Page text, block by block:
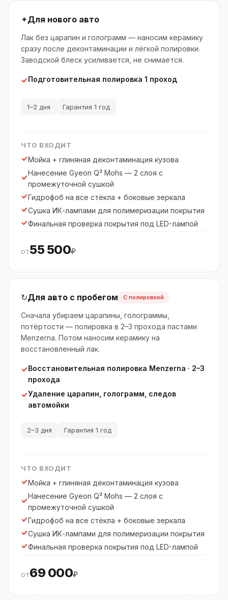
✦Для нового авто
Лак без царапин и голограмм — наносим керамику
сразу после деконтаминации и лёгкой полировки.
Заводской блеск усиливается, не снимается.
Подготовительная полировка 1 проход
1–2 дня Гарантия 1 год
ЧТО ВХОДИТ
Мойка + глиняная деконтаминация кузова
Нанесение Gyeon Q² Mohs — 2 слоя с
промежуточной сушкой
Гидрофоб на все стёкла + боковые зеркала
Сушка ИК-лампами для полимеризации покрытия
Финальная проверка покрытия под LED-лампой
от55 500₽
↻Для авто с пробегом С полировкой
Сначала убираем царапины, голограммы,
потёртости — полировка в 2–3 прохода пастами
Menzerna. Потом наносим керамику на
восстановленный лак.
Восстановительная полировка Menzerna · 2–3
прохода
Удаление царапин, голограмм, следов
автомойки
2–3 дня Гарантия 1 год
ЧТО ВХОДИТ
Мойка + глиняная деконтаминация кузова
Нанесение Gyeon Q² Mohs — 2 слоя с
промежуточной сушкой
Гидрофоб на все стёкла + боковые зеркала
Сушка ИК-лампами для полимеризации покрытия
Финальная проверка покрытия под LED-лампой
от69 000₽